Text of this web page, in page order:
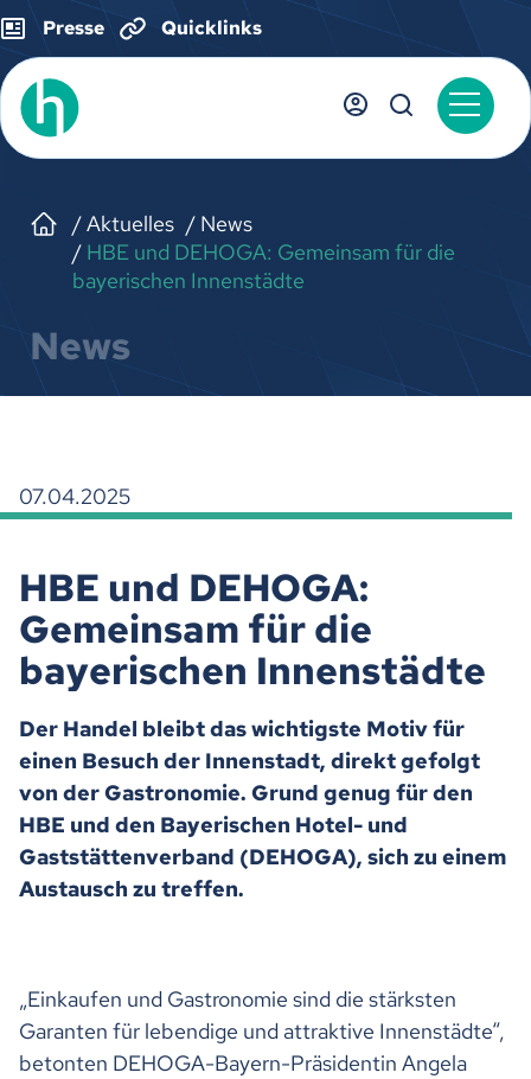
Presse Quicklinks
Aktuelles
News
HBE und DEHOGA: Gemeinsam für die
bayerischen Innenstädte
News
07.04.2025
HBE und DEHOGA:
Gemeinsam für die
bayerischen Innenstädte
Der Handel bleibt das wichtigste Motiv für
einen Besuch der Innenstadt, direkt gefolgt
von der Gastronomie. Grund genug für den
HBE und den Bayerischen Hotel- und
Gaststättenverband (DEHOGA), sich zu einem
Austausch zu treffen.
„Einkaufen und Gastronomie sind die stärksten
Garanten für lebendige und attraktive Innenstädte“,
betonten DEHOGA-Bayern-Präsidentin Angela